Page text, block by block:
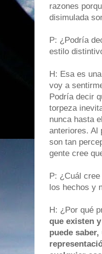
razones
disimulada
P: ¿Podría
estilo
H: Esa es
voy a
Podría decir
torpeza
nunca hasta
anteriores. Al
son tan
gente cree
P: ¿Cuál
los hechos y
H: ¿Por qué
que existen
puede